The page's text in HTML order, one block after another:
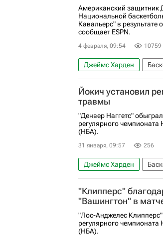
Американский защитник
Национальной
Кавальерс" в
сообщает ESPN.
4 февраля, 09:54 10759
Джеймс Харден
Лос-Анджелес Клипперс
Йокич установил
травмы
"Денвер Наггетс"
регулярного
(НБА).
31 января, 09:57 256
Джеймс Харден
Лос-Анджелес Клипперс
"Клипперс"
"Вашингтон" в
"Лос-Анджелес
регулярного
(НБА).